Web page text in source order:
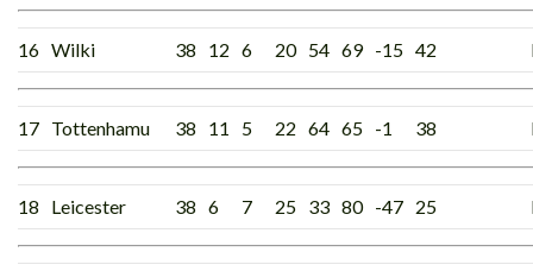
16 Wilki 38 12 6 20 54 69 -15 42
17 Tottenhamu 38 11 5 22 64 65 -1 38
18 Leicester 38 6 7 25 33 80 -47 25